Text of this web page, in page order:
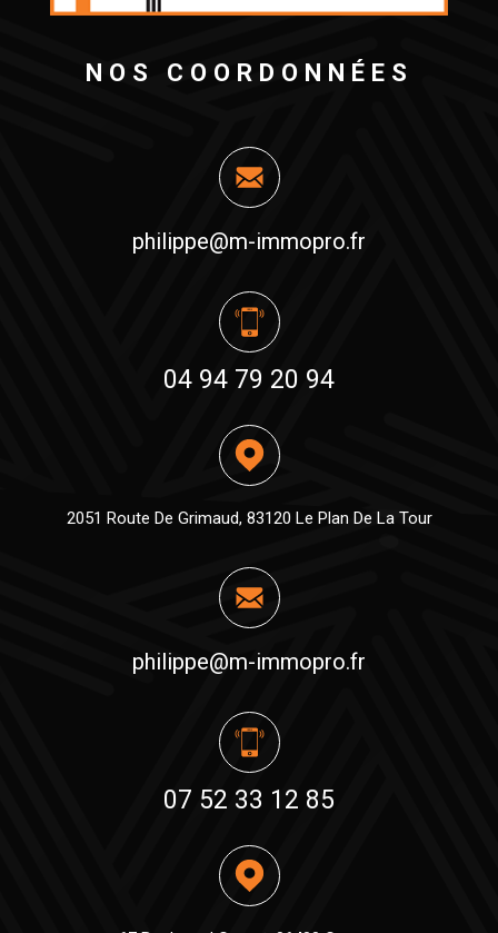
NOS COORDONNÉES
04 94 79 20 94
philippe@m-immopro.fr
2051 Route De Grimaud, 83120 Le Plan De La Tour
07 52 33 12 85
philippe@m-immopro.fr